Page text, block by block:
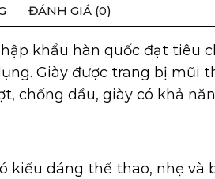
ĐÁNH GIÁ (0)
khẩu hàn quốc đạt tiêu
Giày được trang bị mũi
chống dầu, giày có khả
kiểu dáng thể thao, nhẹ và